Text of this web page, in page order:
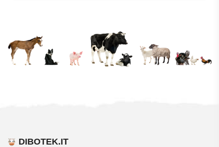
DIBOTEK.IT